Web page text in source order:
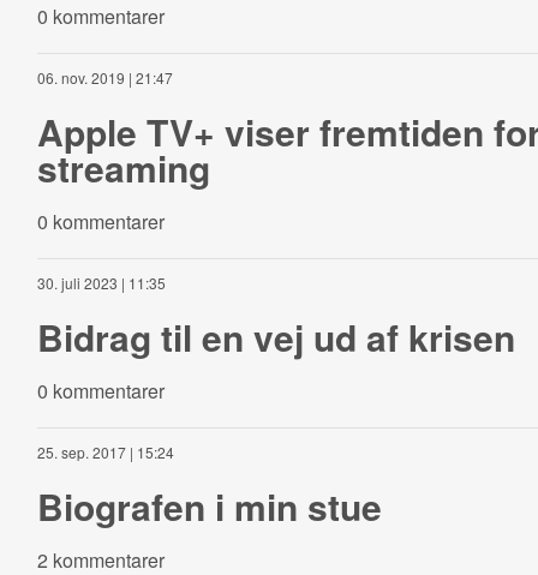
0 kommentarer
06. nov. 2019 | 21:47
Apple TV+ viser fremtiden
streaming
0 kommentarer
30. juli 2023 | 11:35
Bidrag til en vej ud af krisen
0 kommentarer
25. sep. 2017 | 15:24
Biografen i min stue
2 kommentarer